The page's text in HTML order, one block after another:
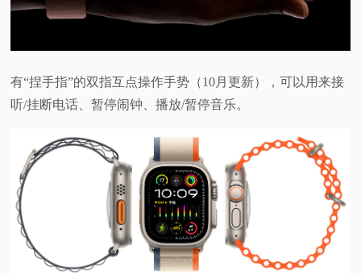
有“捏手指”的双指互点操作手势（10月更新），可以用来接
听/挂断电话、暂停闹钟、播放/暂停音乐。